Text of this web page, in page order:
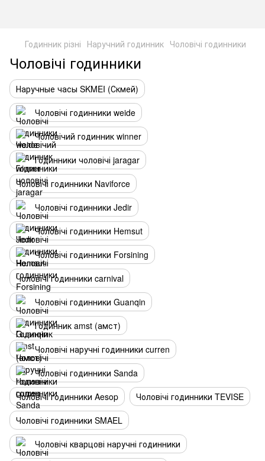
Годинник різні Наручний годинник Чоловічі годинники
Чоловічі годинники
Наручные часы SKMEI (Скмей)
Чоловічі годинники weide
Чоловічий годинник winner
Годинники чоловічі jaragar
Чоловічі годинники Naviforce
Чоловічі годинники Jedir
Чоловічі годинники Hemsut
Чоловічі годинники Forsining
Чоловічі годинники carnival
Чоловічі годинники Guanqin
Годинник amst (амст)
Чоловічі наручні годинники curren
Чоловічі годинники Sanda
Чоловічі годинники Aesop
Чоловічі годинники TEVISE
Чоловічі годинники SMAEL
Чоловічі кварцові наручні годинники